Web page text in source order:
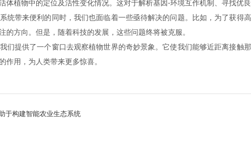
体植物中的定位及活性变化情况。这对于解析基因-环境互作机制、寻找优
带来便利的同时，我们也面临着一些亟待解决的问题。比如，为了获得
的方向。但是，随着科技的发展，这些问题终将被克服。
提供了一个窗口去观察植物世界的奇妙景象。它使我们能够近距离接触
作用，为人类带来更多惊喜。
于构建智能农业生态系统